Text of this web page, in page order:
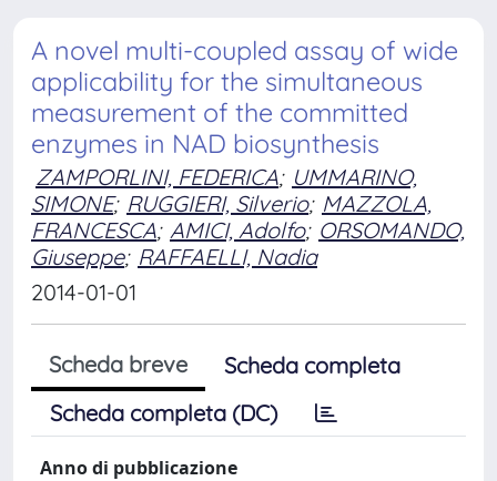
A novel multi-coupled assay of wide
applicability for the simultaneous
measurement of the committed
enzymes in NAD biosynthesis
ZAMPORLINI, FEDERICA; UMMARINO,
SIMONE; RUGGIERI, Silverio; MAZZOLA,
FRANCESCA; AMICI, Adolfo; ORSOMANDO,
Giuseppe; RAFFAELLI, Nadia
2014-01-01
Scheda breve
Scheda completa
Scheda completa (DC)
Anno di pubblicazione